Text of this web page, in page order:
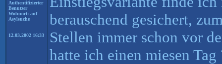
Authentifizierter
Benutzer
Wohnort: auf
Asylsuche
12.03.2002 16:33
berauschend gesichert,
Stellen immer schon vor
hatte ich einen miesen Tag